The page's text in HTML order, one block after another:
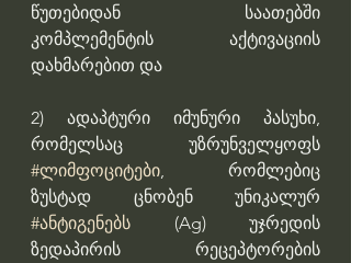
წუთებიდან საათებში
კომპლემენტის აქტივაციის
დახმარებით და
2) ადაპტური იმუნური პასუხი,
#ლიმფოციტები, რომლებიც
#ანტიგენებს (Ag) უჯრედის
ზედაპირის რეცეპტორების